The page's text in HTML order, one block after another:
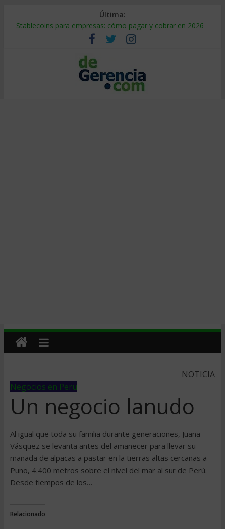
Última:
Stablecoins para empresas: cómo pagar y cobrar en 2026
Despido silencioso: qué es y por qué sale tan caro
IA en selección de personal: cómo auditarla a tiempo
Trabajo forzoso en la cadena de suministro: qué hacer
Mercado hispano de EE. UU.: cómo segmentarlo y venderle
NOTICIA
Negocios en Peru
Un negocio lanudo
Al igual que toda su familia durante generaciones, Juana
Vásquez se levanta antes del amanecer para llevar su
manada de alpacas a pastar en la tierras altas cercanas a
Puno, 4.400 metros sobre el nivel del mar al sur de Perú.
Desde tiempos de los…
Relacionado